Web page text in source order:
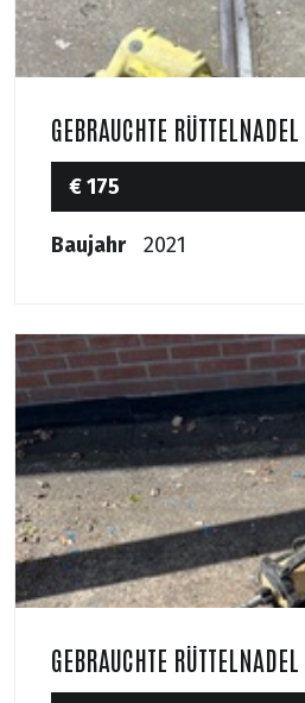
GEBRAUCHTE
€ 175
Baujahr 2021
GEBRAUCHTE